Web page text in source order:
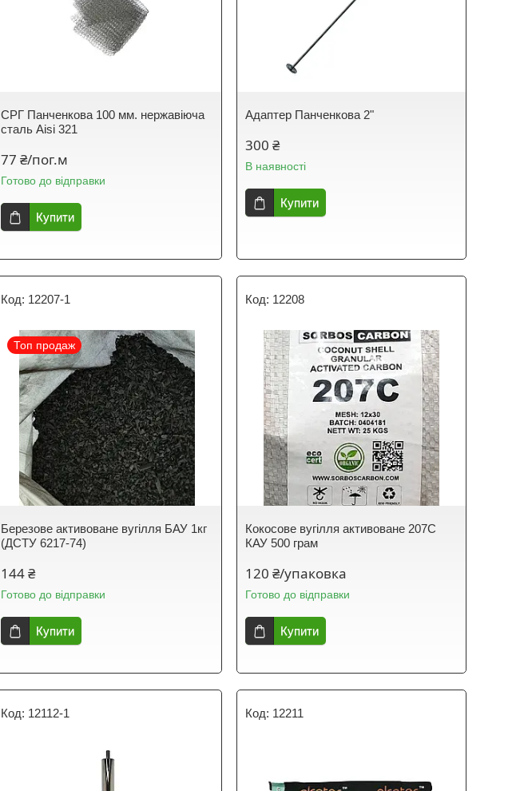
СРГ Панченкова 100 мм. нержавіюча
сталь Aisi 321
77 ₴/пог.м
Готово до відправки
Купити
Адаптер Панченкова 2"
300 ₴
В наявності
Купити
12207-1
Топ продаж
Березове активоване вугілля БАУ 1кг
(ДСТУ 6217-74)
144 ₴
Готово до відправки
Купити
12208
Кокосове вугілля активоване 207С
КАУ 500 грам
120 ₴/упаковка
Готово до відправки
Купити
12112-1 12211